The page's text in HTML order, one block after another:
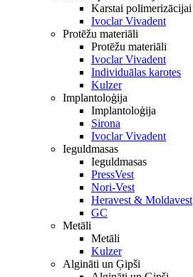
Karstai polimerizācijai
Ivoclar Vivadent
Protēžu materiāli
Protēžu materiāli
Ivoclar Vivadent
Individuālas karotes
Kulzer
Implantoloģija
Implantoloģija
Sirona
Ivoclar Vivadent
Ieguldmasas
Ieguldmasas
PressVest
Nori-Vest
Heravest & Moldavest
GC
Metāli
Metāli
Kulzer
Algināti un Ģipši